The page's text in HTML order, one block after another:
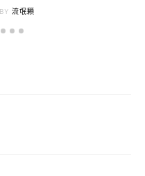
BY 流氓顆